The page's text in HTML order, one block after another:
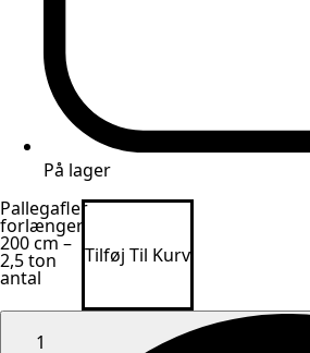
På lager
Pallegafler
forlænger
200 cm –
2,5 ton
antal
Tilføj Til Kurv